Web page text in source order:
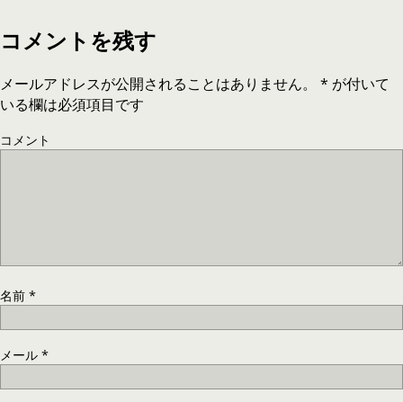
コメントを残す
メールアドレスが公開されることはありません。 * が付いて
いる欄は必須項目です
コメント
名前 *
メール *